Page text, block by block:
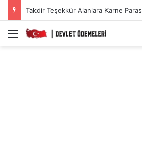
Takdir Teşekkür Alanlara Karne
Menü